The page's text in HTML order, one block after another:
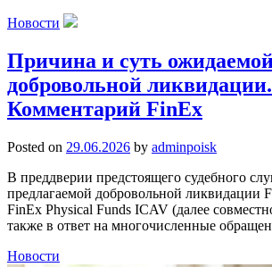
Новости
Причина и суть
добровольной ликвидации.
Комментарий FinEx
Posted on 29.06.2026 by adminpoisk
В преддверии предстоящего судебного
предлагаемой добровольной ликвидации
FinEx Physical Funds ICAV (далее
также в ответ на многочисленные
Новости